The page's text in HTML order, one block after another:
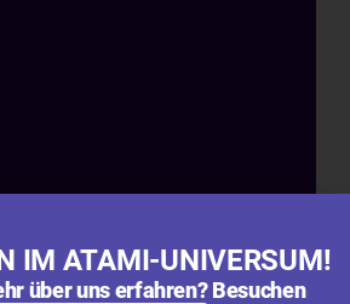
u
IM ATAMI-UNIVERSUM!
über uns erfahren? Besuchen